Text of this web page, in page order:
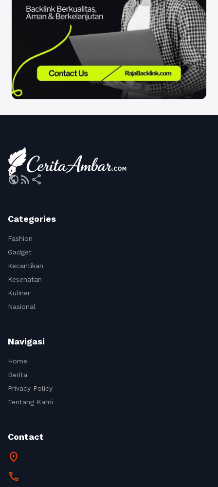
publicrss_feed share
Categories
Fashion
Gadget
Kecantikan
Kesehatan
Kuliner
Nasional
Navigasi
Home
Berita
Privacy Policy
Tentang Kami
Contact
location_on
call